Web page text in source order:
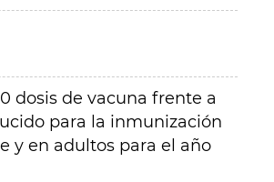
dosis de vacuna frente a
para la inmunización
y en adultos para el año